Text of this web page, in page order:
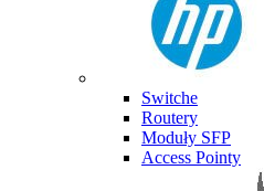
Switche
Routery
Moduły SFP
Access Pointy